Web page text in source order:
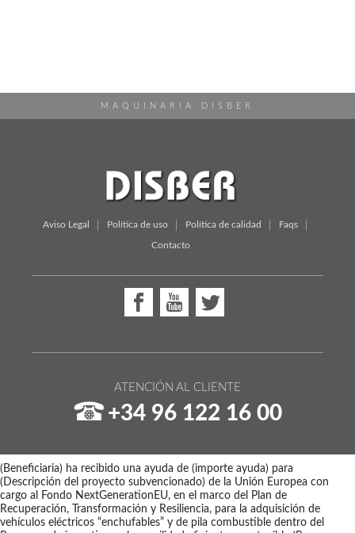
MAQUINARIA DISBER
Aviso Legal Política de uso Política de calidad Faqs
Contacto
ATENCIÓN AL CLIENTE
+34 96 122 16 00
(Beneficiaria) ha recibido una ayuda de (importe ayuda) para
(Descripción del proyecto subvencionado) de la Unión Europea con
cargo al Fondo NextGenerationEU, en el marco del Plan de
Recuperación, Transformación y Resiliencia, para la adquisición de
vehículos eléctricos “enchufables” y de pila combustible dentro del